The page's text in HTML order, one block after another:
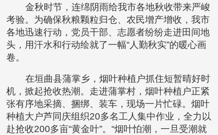
金秋时节，连绵阴雨给我市各地秋收带来严峻
考验。为确保秋粮颗粒归仓、农民增产增收，我市
各地迅速行动，党员干部、志愿者纷纷走进田间地
头，用汗水和行动绘就了一幅“人勤秋实”的暖心画
卷。
在垣曲县蒲掌乡，烟叶种植户抓住短暂晴好时
机，掀起抢收热潮。走进蒲掌村，烟叶种植户正紧
张有序地采摘、捆绑、装车，现场一片忙碌。烟叶
种植大户芦同庆组织20多名工人集中作业，全力以
赴抢收200多亩“黄金叶”。“烟叶怕潮，一旦受潮就